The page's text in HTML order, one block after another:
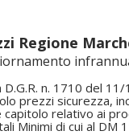
Regione
n. 1710 del
prezzi sicurezza,
capitolo relativo ai
Minimi di cui al DM